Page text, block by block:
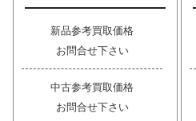
新品参考買取価格
お問合せ下さい
中古参考買取価格
お問合せ下さい